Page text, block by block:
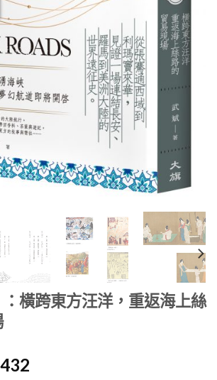
橫跨東方汪洋，重返海上絲
432